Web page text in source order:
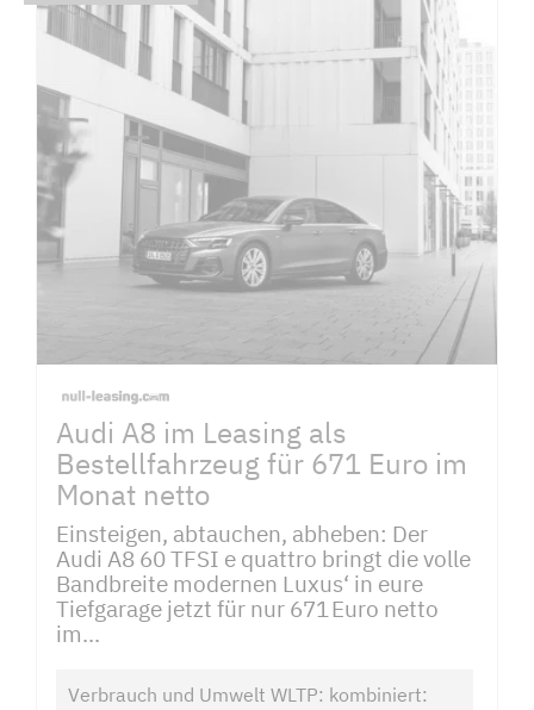
Audi A8 im Leasing als
Bestellfahrzeug für 671 Euro im
Monat netto
Einsteigen, abtauchen, abheben: Der
Audi A8 60 TFSI e quattro bringt die volle
Bandbreite modernen Luxus‘ in eure
Tiefgarage jetzt für nur 671 Euro netto
im...
Verbrauch und Umwelt WLTP: kombiniert: